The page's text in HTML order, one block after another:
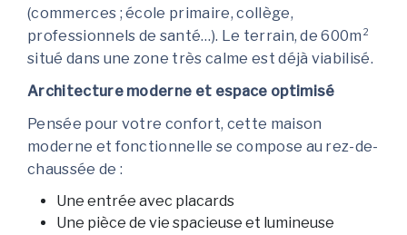
(commerces ; école primaire, collège,
professionnels de santé…). Le terrain, de 600m²
situé dans une zone très calme est déjà viabilisé.
Architecture moderne et espace optimisé
Pensée pour votre confort, cette maison
moderne et fonctionnelle se compose au rez-de-
chaussée de :
Une entrée avec placards
Une pièce de vie spacieuse et lumineuse